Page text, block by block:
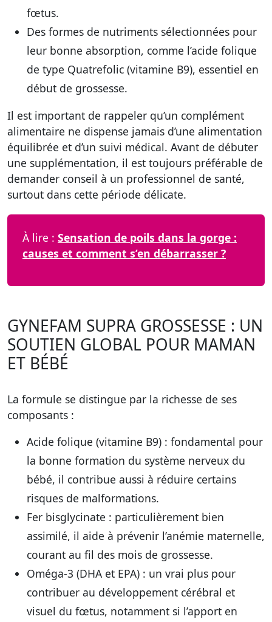
fœtus.
Des formes de nutriments sélectionnées pour
leur bonne absorption, comme l’acide folique
de type Quatrefolic (vitamine B9), essentiel en
début de grossesse.
Il est important de rappeler qu’un complément
alimentaire ne dispense jamais d’une alimentation
équilibrée et d’un suivi médical. Avant de débuter
une supplémentation, il est toujours préférable de
demander conseil à un professionnel de santé,
surtout dans cette période délicate.
À lire : Sensation de poils dans la gorge :
causes et comment s’en débarrasser ?
GYNEFAM SUPRA GROSSESSE : UN
SOUTIEN GLOBAL POUR MAMAN
ET BÉBÉ
La formule se distingue par la richesse de ses
composants :
Acide folique (vitamine B9) : fondamental pour
la bonne formation du système nerveux du
bébé, il contribue aussi à réduire certains
risques de malformations.
Fer bisglycinate : particulièrement bien
assimilé, il aide à prévenir l’anémie maternelle,
courant au fil des mois de grossesse.
Oméga-3 (DHA et EPA) : un vrai plus pour
contribuer au développement cérébral et
visuel du fœtus, notamment si l’apport en